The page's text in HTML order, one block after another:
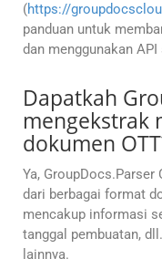
(https://
panduan untuk
dan menggunakan
Dapatkah
mengekstrak
dokumen
Ya,
dari berbagai format
mencakup informasi
tanggal pembuatan,
lainnya.